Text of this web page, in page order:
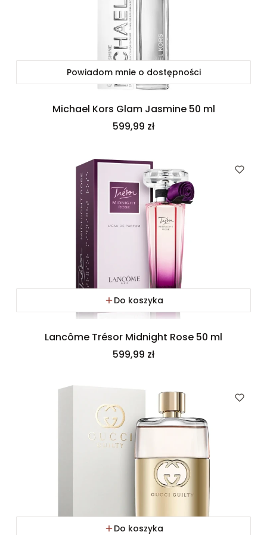
Powiadom mnie o dostępności
Michael Kors Glam Jasmine 50 ml
Cena
599,99 zł
Do koszyka
Lancôme Trésor Midnight Rose 50 ml
Cena
599,99 zł
Do koszyka